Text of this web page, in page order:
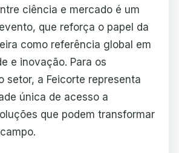
ciência e mercado é um
que reforça o papel da
como referência global em
e inovação. Para os
setor, a Feicorte representa
única de acesso a
que podem transformar